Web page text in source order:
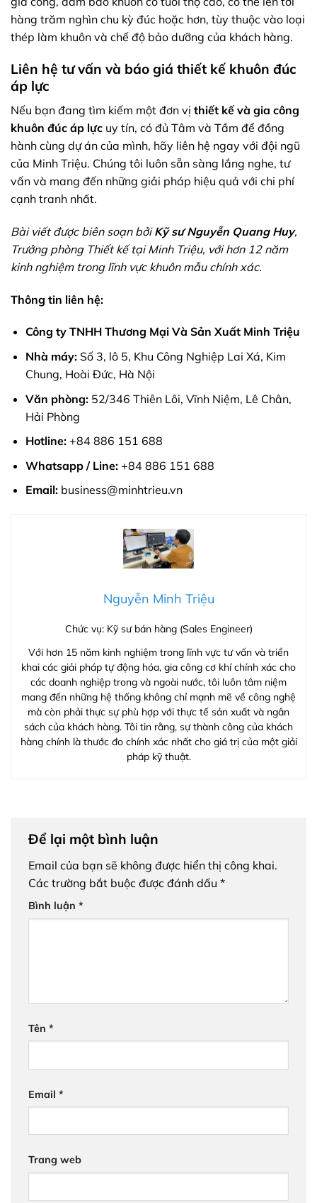
hàng trăm nghìn chu kỳ đúc hoặc hơn, tùy thuộc vào loại
thép làm khuôn và chế độ bảo dưỡng của khách hàng.
Liên hệ tư vấn và báo giá thiết kế khuôn đúc
áp lực
Nếu bạn đang tìm kiếm một đơn vị thiết kế và gia công
khuôn đúc áp lực uy tín, có đủ Tâm và Tầm để đồng
hành cùng dự án của mình, hãy liên hệ ngay với đội ngũ
của Minh Triệu. Chúng tôi luôn sẵn sàng lắng nghe, tư
vấn và mang đến những giải pháp hiệu quả với chi phí
cạnh tranh nhất.
Bài viết được biên soạn bởiKỹ sư Nguyễn Quang Huy,
Trưởng phòng Thiết kế tại Minh Triệu, với hơn 12 năm
kinh nghiệm trong lĩnh vực khuôn mẫu chính xác.
Thông tin liên hệ:
Công ty TNHH Thương Mại Và Sản Xuất Minh Triệu
Nhà máy:Số 3, lô 5, Khu Công Nghiệp Lai Xá, Kim
Chung, Hoài Đức, Hà Nội
Văn phòng:52/346 Thiên Lôi, Vĩnh Niệm, Lê Chân,
Hải Phòng
Hotline:+84 886 151 688
Whatsapp / Line:+84 886 151 688
Email:business@minhtrieu.vn
Nguyễn Minh Triệu
Chức vụ: Kỹ sư bán hàng (Sales Engineer)
Với hơn 15 năm kinh nghiệm trong lĩnh vực tư vấn và triển
khai các giải pháp tự động hóa, gia công cơ khí chính xác cho
các doanh nghiệp trong và ngoài nước, tôi luôn tâm niệm
mang đến những hệ thống không chỉ mạnh mẽ về công nghệ
mà còn phải thực sự phù hợp với thực tế sản xuất và ngân
sách của khách hàng. Tôi tin rằng, sự thành công của khách
hàng chính là thước đo chính xác nhất cho giá trị của một giải
pháp kỹ thuật.
Để lại một bình luận
Email của bạn sẽ không được hiển thị công khai.
Các trường bắt buộc được đánh dấu *
Bình luận *
Tên *
Email *
Trang web